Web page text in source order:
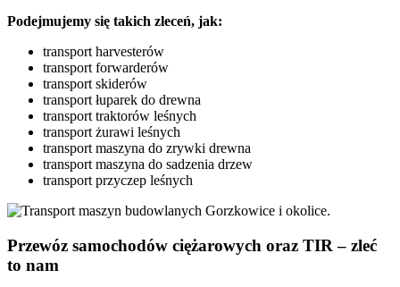
Podejmujemy się takich zleceń, jak:
transport harvesterów
transport forwarderów
transport skiderów
transport łuparek do drewna
transport traktorów leśnych
transport żurawi leśnych
transport maszyna do zrywki drewna
transport maszyna do sadzenia drzew
transport przyczep leśnych
Przewóz samochodów ciężarowych oraz TIR – zleć
to nam